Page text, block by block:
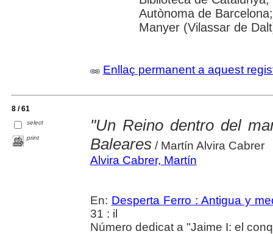
Autònoma de
Manyer (Vilassar de
Enllaç permanent a aquest
8 / 61
select
print
"Un Reino dentro del
Baleares/ Martín Alvira Cabrer
Alvira Cabrer, Martín
En: Desperta Ferro : Antigua y
31 : il
Número dedicat a "Jaime I: el